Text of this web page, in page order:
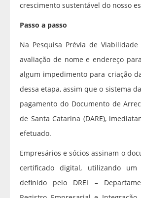
crescimento sustentável do nosso
Passo a passo
Na Pesquisa Prévia de Viabilidade
avaliação de nome e endereço
algum impedimento para criação
dessa etapa, assim que o sistema
pagamento do Documento de
de Santa Catarina (DARE),
efetuado.
Empresários e sócios assinam o
certificado digital, utilizando um
definido pelo DREI –